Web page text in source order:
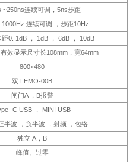
~250ns连续可调，5ns步距
1000Hz 连续可调 ，步距10Hz
距0. 1dB ， 1dB ， 6dB ， 10dB
效显示尺寸长108mm，宽64mm
800×480
双 LEMO-00B
闸门A ，B报警
-C USB ， MINI USB
半波 ，负半波 ，射频 ，包络
独立 A，B
峰值、过零